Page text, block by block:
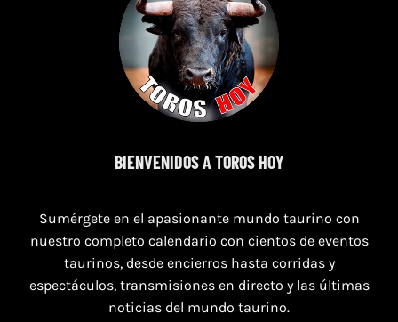
16 de agosto de 2026
TOROS HERRERA DEL DUQUE 16 AGOSTO
BIENVENIDOS A TOROS HOY
Sumérgete en el apasionante mundo taurino con
nuestro completo calendario con cientos de eventos
taurinos, desde encierros hasta corridas y
espectáculos, transmisiones en directo y las últimas
noticias del mundo taurino.